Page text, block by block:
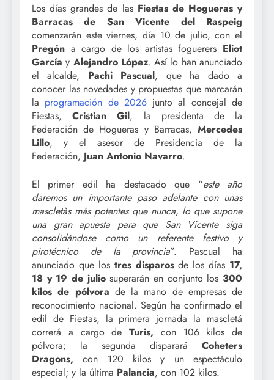
Los días grandes de las Fiestas de Hogueras y
Barracas de San Vicente del Raspeig
comenzarán este viernes, día 10 de julio, con el
Pregón a cargo de los artistas foguerers Eliot
Garcíay Alejandro López. Así lo han anunciado
el alcalde, Pachi Pascual, que ha dado a
conocer las novedades y propuestas que marcarán
la programación de 2026junto al concejal de
Fiestas,Cristian Gil, la presidenta de la
Federación de Hogueras y Barracas, Mercedes
Lillo, y el asesor de Presidencia de la
Federación, Juan Antonio Navarro.
El primer edil ha destacado que “este año
daremos un importante paso adelante con unas
mascletàs más potentes que nunca, lo que supone
una gran apuesta para que San Vicente siga
consolidándose como un referente festivo y
pirotécnico de la provincia”. Pascual ha
anunciado que los tres disparosde los días 17,
18 y 19 de juliosuperarán en conjunto los 300
kilos de pólvora de la mano de empresas de
reconocimiento nacional. Según ha confirmado el
edil de Fiestas, la primera jornada la mascletá
correrá a cargo de Turis, con 106 kilos de
pólvora; la segunda disparará Coheters
Dragons, con 120 kilos y un espectáculo
especial; y la última Palancia, con 102 kilos.